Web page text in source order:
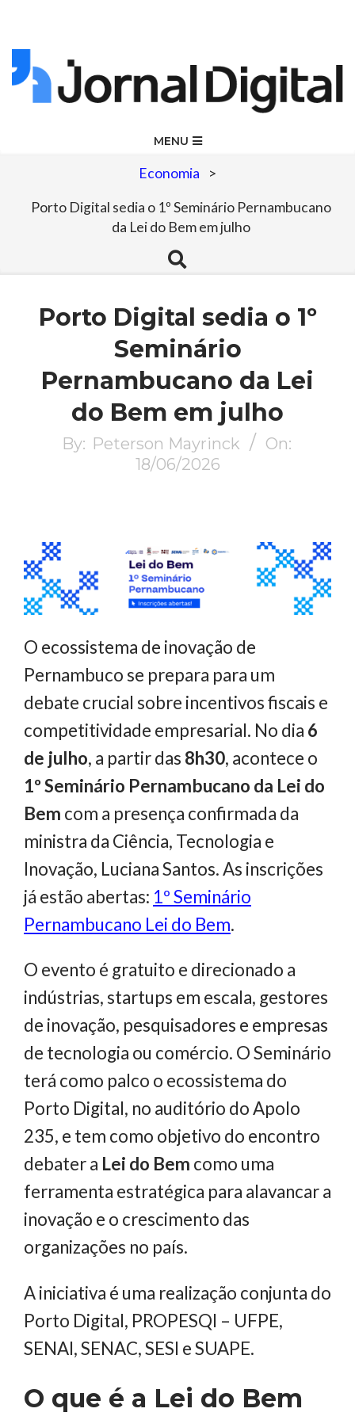
Skip
to
Jornal
Digital
MENU
Economia >
Porto Digital sedia o 1º Seminário Pernambucano
da Lei do Bem em julho
Search
Porto Digital sedia o 1º
Seminário
Pernambucano da Lei
do Bem em julho
By: Peterson Mayrinck
On:
18/06/2026
O ecossistema de inovação de
Pernambuco se prepara para um
debate crucial sobre incentivos fiscais e
competitividade empresarial. No dia 6
de julho, a partir das 8h30, acontece o
1º Seminário Pernambucano da Lei do
Bem com a presença confirmada da
ministra da Ciência, Tecnologia e
Inovação, Luciana Santos. As inscrições
já estão abertas: 1º Seminário
Pernambucano Lei do Bem.
O evento é gratuito e direcionado a
indústrias, startups em escala, gestores
de inovação, pesquisadores e empresas
de tecnologia ou comércio. O Seminário
terá como palco o ecossistema do
Porto Digital, no auditório do Apolo
235, e tem como objetivo do encontro
debater a Lei do Bem como uma
ferramenta estratégica para alavancar a
inovação e o crescimento das
organizações no país.
A iniciativa é uma realização conjunta do
Porto Digital, PROPESQI – UFPE,
SENAI, SENAC, SESI e SUAPE.
O que é a Lei do Bem